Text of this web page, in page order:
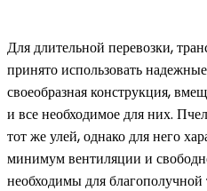
Для длительной перевозки,
принято использовать
своеобразная конструкция,
и все необходимое для них.
тот же улей, однако для него
минимум вентиляции и
необходимы для благополучной